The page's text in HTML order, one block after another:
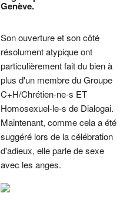
Genève.
Son ouverture et son côté
résolument atypique ont
particulièrement fait du bien à
plus d'un membre du Groupe
C+H/Chrétien-ne-s ET
Homosexuel-le-s de Dialogai.
Maintenant, comme cela a été
suggéré lors de la célébration
d'adieux, elle parle de sexe
avec les anges.